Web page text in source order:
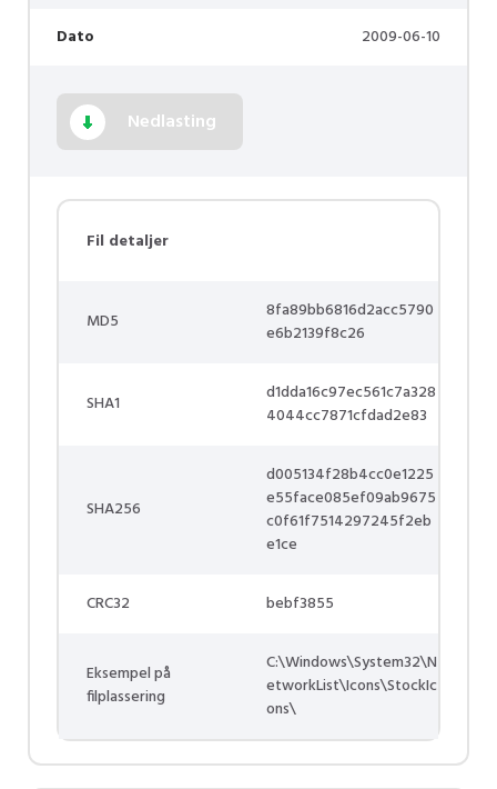
Dato 2009-06-10
Nedlasting
Fil detaljer
MD5
8fa89bb6816d2acc5790
e6b2139f8c26
SHA1
d1dda16c97ec561c7a328
4044cc7871cfdad2e83
SHA256
d005134f28b4cc0e1225
e55face085ef09ab9675
c0f61f7514297245f2eb
e1ce
CRC32 bebf3855
Eksempel på
filplassering
C:\Windows\System32\N
etworkList\Icons\StockIc
ons\